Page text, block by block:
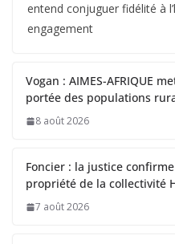
entend conjuguer fidélité à
engagement
Vogan : AIMES-AFRIQUE
portée des populations
8 août 2026
Foncier : la justice
propriété de la collectivité
7 août 2026